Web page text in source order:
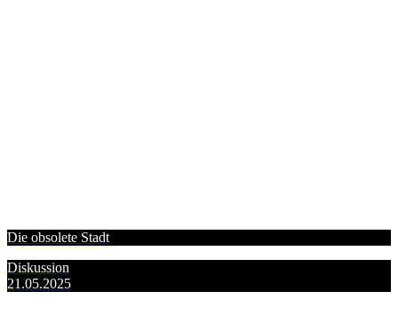
Die obsolete Stadt
Diskussion
21.05.2025